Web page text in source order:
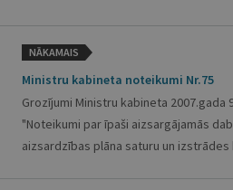
NĀKAMAIS
Ministru kabineta noteikumi Nr.75
Grozījumi Ministru kabineta 2007.gada
"Noteikumi par īpaši aizsargājamās
aizsardzības plāna saturu un